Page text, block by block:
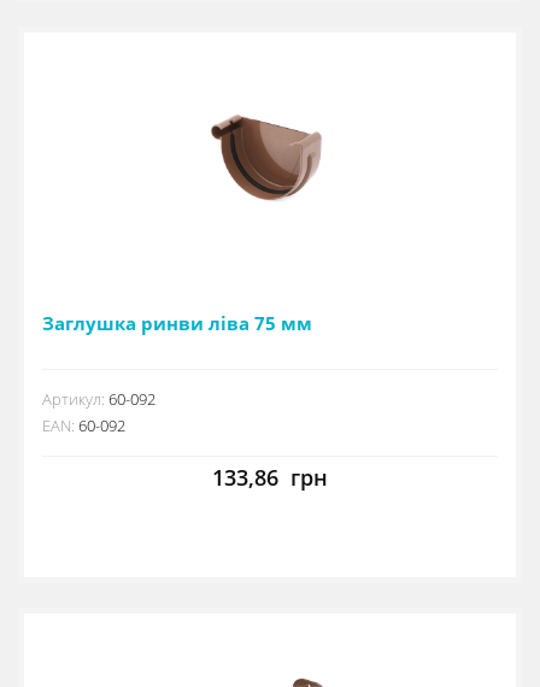
Заглушка ринви ліва 75 мм
Артикул: 60-092
EAN: 60-092
133,86 грн